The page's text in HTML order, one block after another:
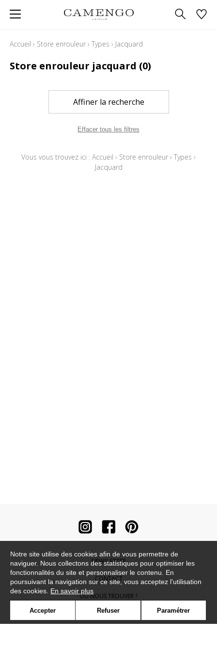
Accueil › Store enrouleur › Types › Jacquard
Store enrouleur jacquard (0)
Affiner la recherche
Effacer tous les filtres
Vous vous trouvez ici : Accueil › Store enrouleur › Types ›
Jacquard
NEWSLETTER
CONTACT
OÙ NOUS TROUVER ?
CONTRACT
Notre site utilise des cookies afin de vous permettre de
naviguer. Nous collectons des statistiques pour optimiser les
fonctionnalités du site et personnaliser le contenu. En
poursuivant la navigation sur ce site, vous acceptez l'utilisation
des cookies. En savoir plus
Accepter Refuser Paramétrer